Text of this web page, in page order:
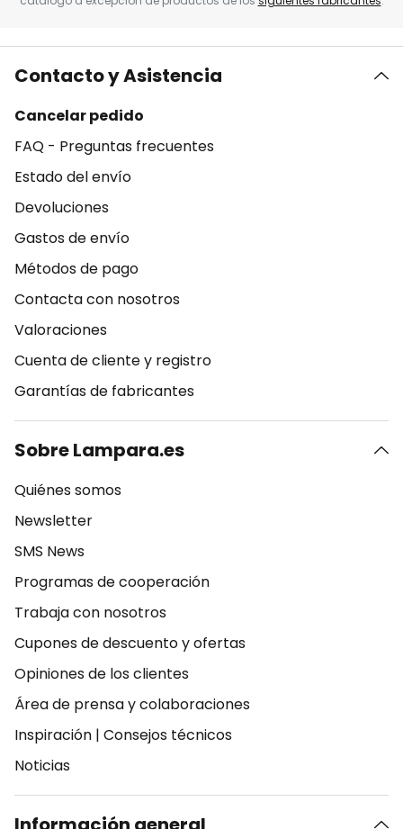
Contacto y Asistencia
Cancelar pedido
FAQ - Preguntas frecuentes
Estado del envío
Devoluciones
Gastos de envío
Métodos de pago
Contacta con nosotros
Valoraciones
Cuenta de cliente y registro
Garantías de fabricantes
Sobre Lampara.es
Quiénes somos
Newsletter
SMS News
Programas de cooperación
Trabaja con nosotros
Cupones de descuento y ofertas
Opiniones de los clientes
Área de prensa y colaboraciones
Inspiración | Consejos técnicos
Noticias